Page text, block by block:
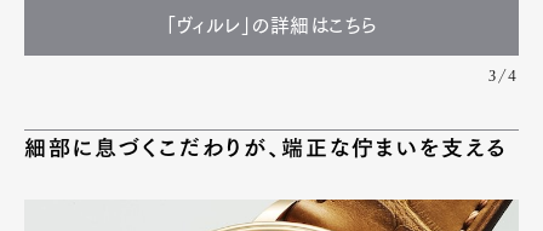
「ヴィルレ」の詳細はこちら
3/4
細部に息づくこだわりが、端正な佇まいを支える